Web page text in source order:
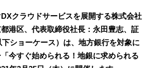
クラウドサービスを展開する株式会社
港区、代表取締役社長：永田豊志、証
ショーケース）は、地方銀行を対象に
今すぐ始められる！地銀に求められる